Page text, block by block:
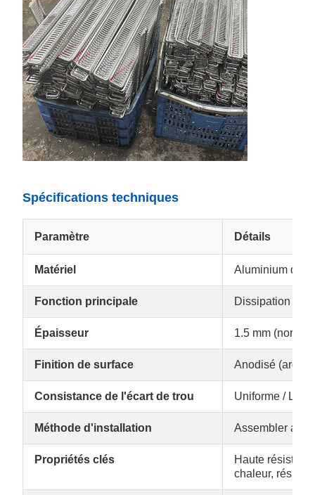
Spécifications techniques
Paramètre Détails
Matériel Aluminium de
Fonction principale Dissipation de
Épaisseur 1.5 mm (norme)
Finition de surface Anodisé
Consistance de l'écart de trou Uniforme / Le
Méthode d'installation Assembler
Propriétés clés
Haute
chaleur,